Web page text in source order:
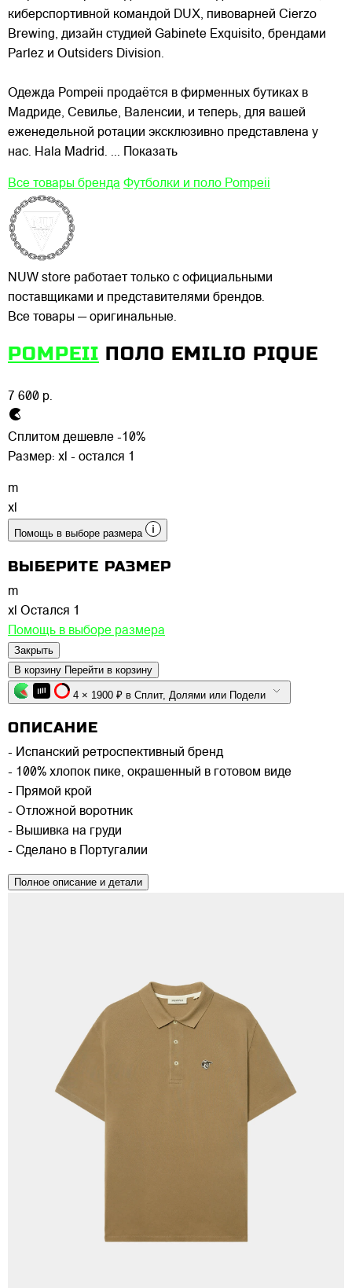
киберспортивной командой DUX, пивоварней Cierzo
Brewing, дизайн студией Gabinete Exquisito, брендами
Parlez и Outsiders Division.
Одежда Pompeii продаётся в фирменных бутиках в
Мадриде, Севилье, Валенсии, и теперь, для вашей
еженедельной ротации эксклюзивно представлена у
нас. Hala Madrid. ... Показать
Все товары бренда Футболки и поло Pompeii
NUW store работает только с официальными
поставщиками и представителями брендов.
Все товары — оригинальные.
POMPEII ПОЛО EMILIO PIQUE
7 600 р.
Сплитом дешевле -10%
Размер: xl - остался 1
m
xl
Помощь в выборе размера
ВЫБЕРИТЕ РАЗМЕР
m
xl Остался 1
Помощь в выборе размера
Закрыть
В корзину Перейти в корзину
4 × 1900 ₽ в Сплит, Долями или Подели
ОПИСАНИЕ
- Испанский ретроспективный бренд
- 100% хлопок пике, окрашенный в готовом виде
- Прямой крой
- Отложной воротник
- Вышивка на груди
- Сделано в Португалии
Полное описание и детали